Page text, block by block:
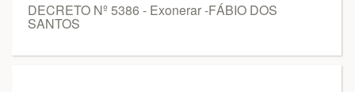
DECRETO Nº 5386 - Exonerar -FÁBIO DOS
SANTOS